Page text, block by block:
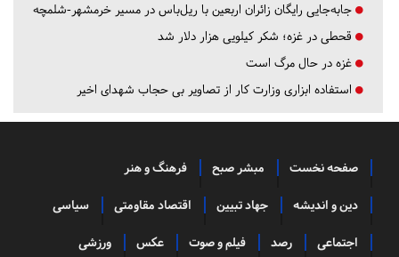
جابه‌جایی رایگان زائران اربعین با ریل‌باس در مسیر خرمشهر-شلمچه
قحطی در غزه؛ شکر کیلویی هزار دلار شد
غزه در حال مرگ است
استفاده ابزاری وزارت کار از تصاویر بی حجاب شهدای اخیر
صفحه نخست مبشر صبح فرهنگ و هنر
دین و اندیشه جهاد تبیین اقتصاد مقاومتی سیاسی
اجتماعی رصد فیلم و صوت عکس ورزشی